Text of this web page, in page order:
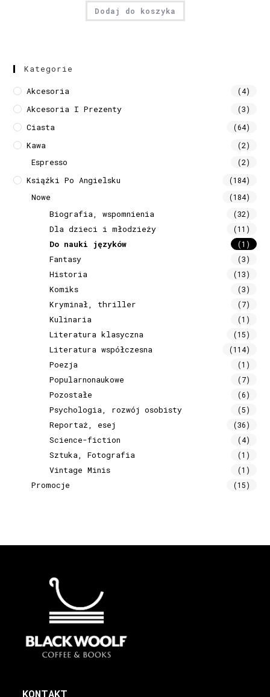
Dodaj do koszyka
Kategorie
Akcesoria (4)
Akcesoria I Prezenty (3)
Ciasta (64)
Kawa (2)
Espresso (2)
Książki Po Angielsku (184)
Nowe (184)
Biografia, wspomnienia (32)
Dla dzieci i młodzieży (11)
Do nauki języków (1)
Fantasy (3)
Historia (13)
Komiks (3)
Kryminał, thriller (7)
Kulinaria (1)
Literatura klasyczna (15)
Literatura współczesna (114)
Poezja (1)
Popularnonaukowe (7)
Pozostałe (6)
Psychologia, rozwój osobisty (5)
Reportaż, esej (36)
Science-fiction (4)
Sztuka, Fotografia (1)
Vintage Minis (1)
Promocje (15)
KONTAKT